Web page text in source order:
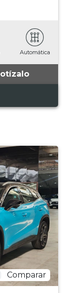
Automática
Comparar